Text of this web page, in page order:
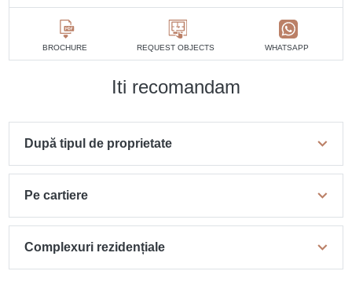
BROCHURE REQUEST OBJECTS WHATSAPP
Iti recomandam
După tipul de proprietate
Pe cartiere
Complexuri rezidențiale